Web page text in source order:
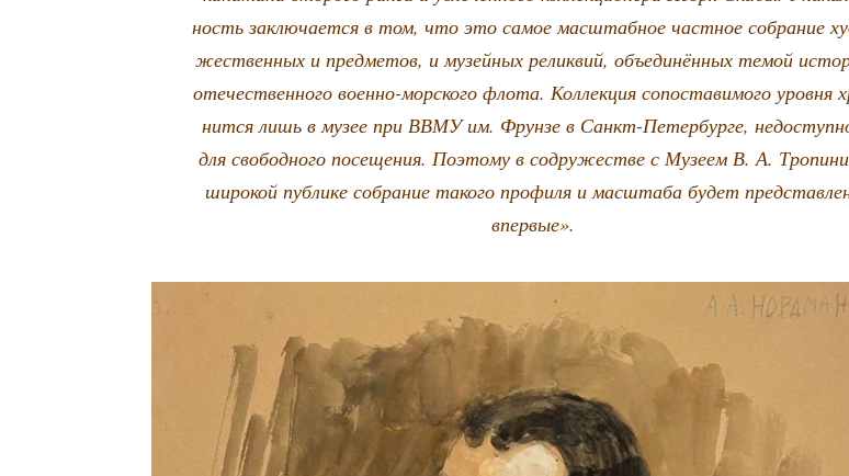
ность заклю­ча­ет­ся в том, что это самое мас­штаб­ное част­ное собра­ние
же­ствен­ных и пред­ме­тов, и музей­ных релик­вий, объ­еди­нён­ных темой
оте­че­ствен­но­го воен­но-мор­ско­го фло­та. Кол­лек­ция сопо­ста­ви­мо­го уров­ня
нит­ся лишь в музее при ВВМУ им. Фрун­зе в Санкт-Петер­бур­ге,
для сво­бод­но­го посе­ще­ния. Поэто­му в содру­же­стве с Музе­ем В. А.
широ­кой пуб­ли­ке собра­ние тако­го про­фи­ля и мас­шта­ба будет
впервые».